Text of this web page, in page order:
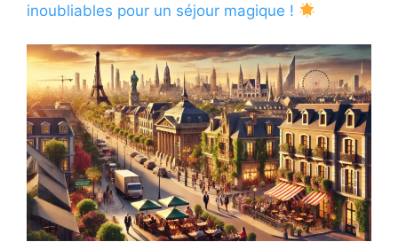
inoubliables pour un séjour magique !